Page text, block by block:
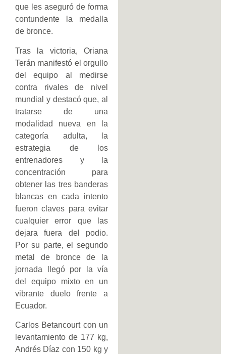
que les aseguró de forma
contundente la medalla
de bronce.
Tras la victoria, Oriana
Terán manifestó el orgullo
del equipo al medirse
contra rivales de nivel
mundial y destacó que, al
tratarse de una
modalidad nueva en la
categoría adulta, la
estrategia de los
entrenadores y la
concentración para
obtener las tres banderas
blancas en cada intento
fueron claves para evitar
cualquier error que las
dejara fuera del podio.
Por su parte, el segundo
metal de bronce de la
jornada llegó por la vía
del equipo mixto en un
vibrante duelo frente a
Ecuador.
Carlos Betancourt con un
levantamiento de 177 kg,
Andrés Díaz con 150 kg y